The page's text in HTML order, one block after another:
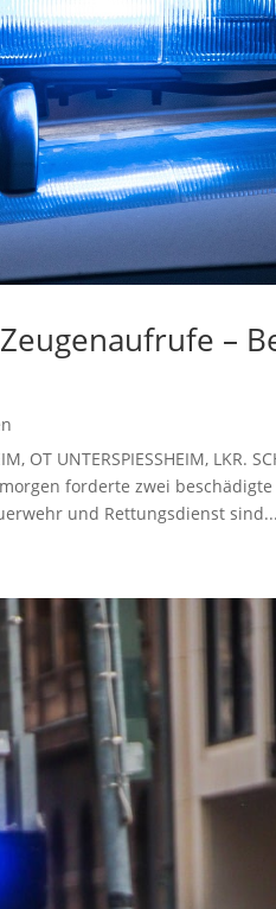
–
UNTERSPIESSHEIM, LKR.
forderte zwei
und Rettungsdienst sind...